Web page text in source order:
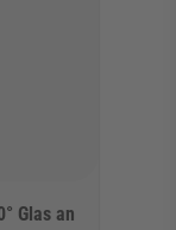
Glas an